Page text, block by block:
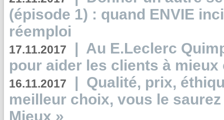
(épisode 1) : quand ENVIE
réemploi
17.11.2017 | Au E.Leclerc
pour aider les clients à
16.11.2017 | Qualité, prix,
meilleur choix, vous le
Mieux »